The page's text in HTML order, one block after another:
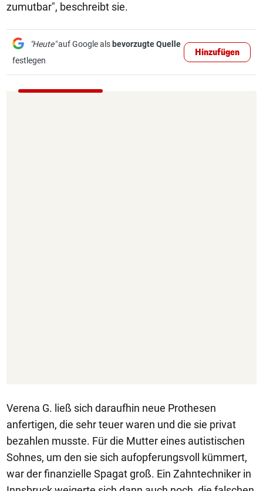
zumutbar", beschreibt sie.
"Heute"auf Google als bevorzugte Quelle
festlegen
Hinzufügen
Verena G. ließ sich daraufhin neue Prothesen
anfertigen, die sehr teuer waren und die sie privat
bezahlen musste. Für die Mutter eines autistischen
Sohnes, um den sie sich aufopferungsvoll kümmert,
war der finanzielle Spagat groß. Ein Zahntechniker in